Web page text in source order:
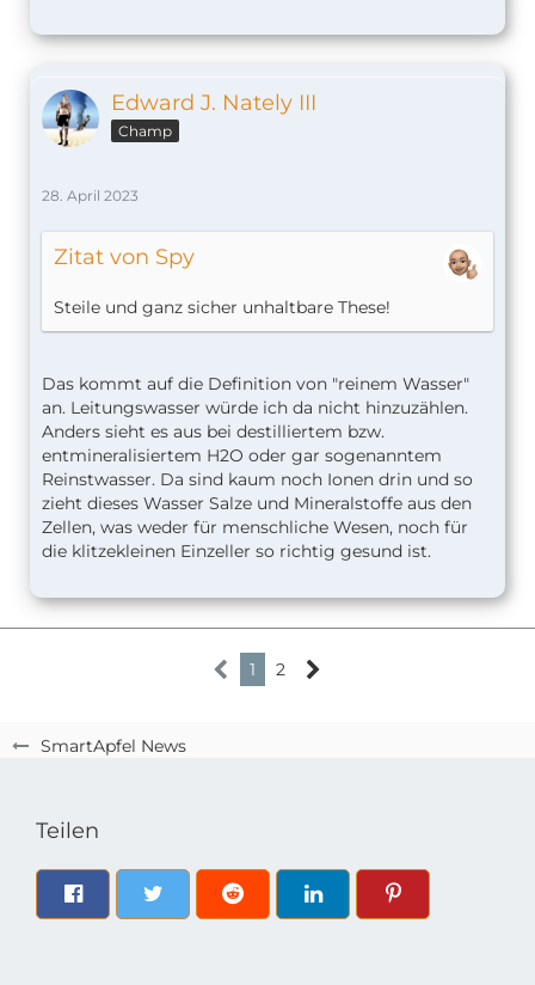
SmartApfel News
Edward J. Nately III
Champ
28. April 2023
Zitat von Spy
Steile und ganz sicher unhaltbare These!
Das kommt auf die Definition von "reinem Wasser"
an. Leitungswasser würde ich da nicht hinzuzählen.
Anders sieht es aus bei destilliertem bzw.
entmineralisiertem H2O oder gar sogenanntem
Reinstwasser. Da sind kaum noch Ionen drin und so
zieht dieses Wasser Salze und Mineralstoffe aus den
Zellen, was weder für menschliche Wesen, noch für
die klitzekleinen Einzeller so richtig gesund ist.
1 2
Teilen